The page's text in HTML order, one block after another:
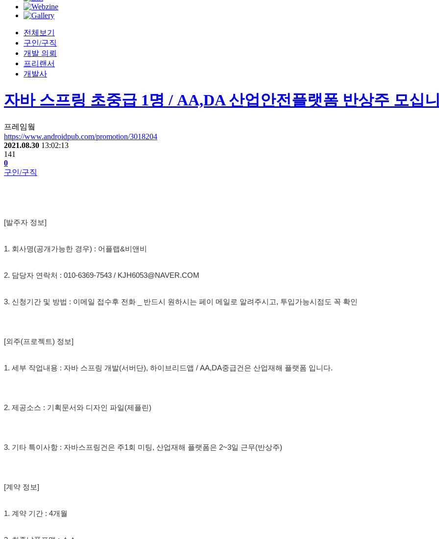
전체보기
구인/구직
개발 의뢰
프리랜서
개발사
자바 스프링 초중급 1명 / AA,DA 산업안전플랫폼 반상주 모십
프레임웤
https://www.androidpub.com/promotion/3018204
2021.08.30 13:02:13
141
0
구인/구직
[발주자 정보]
1. 회사명(공개가능한 경우) : 어플랩&비앤비
2. 담당자 연락처 : 010-6369-7543 / KJH6053@NAVER.COM
3. 신청기간 및 방법 : 이메일 접수후 전화 _ 반드시 원하시는 페이 메일로 알려주시고, 투입가능시점도 꼭 확인
[외주(프로젝트) 정보]
1. 세부 작업내용 : 자바 스프링 개발(서버단), 하이브리드앱 / AA,DA중급건은 산업재해 플랫폼 입니다.
2. 제공소스 : 기획문서와 디자인 파일(제플린)
3. 기타 특이사항 : 자바스프링건은 주1회 미팅, 산업재해 플랫폼은 2~3일 근무(반상주)
[계약 정보]
1. 계약 기간 : 4개월